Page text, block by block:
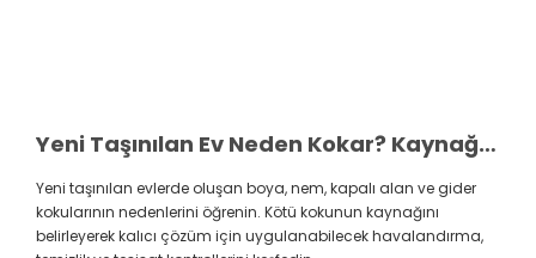
Yeni Taşınılan Ev Neden Kokar? Kaynağa Göre Kalıcı Çözüm Yöntemleri
Yeni taşınılan evlerde oluşan boya, nem, kapalı alan ve gider
kokularının nedenlerini öğrenin. Kötü kokunun kaynağını
belirleyerek kalıcı çözüm için uygulanabilecek havalandırma,